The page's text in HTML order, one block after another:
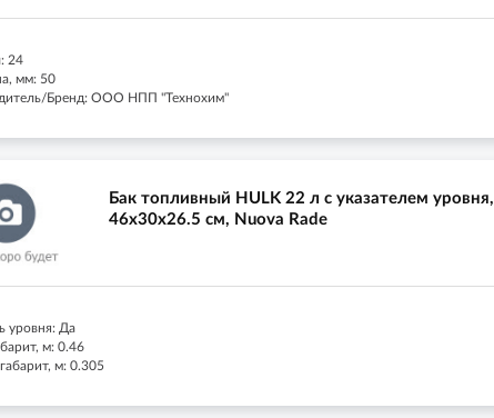
24
мм: 50
Бренд: ООО НПП "Технохим"
Бак топливный HULK 22 л c указателем уровня,
46х30х26.5 см, Nuova Rade
уровня: Да
м: 0.46
м: 0.305